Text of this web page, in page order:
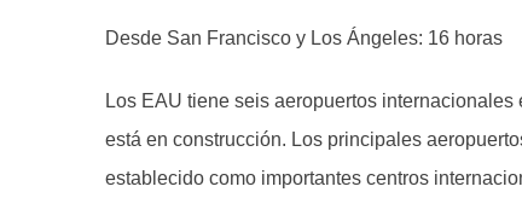
Desde San Francisco y Los Ángeles: 16 horas
Los EAU tiene seis aeropuertos
está en construcción. Los principales
establecido como importantes centros